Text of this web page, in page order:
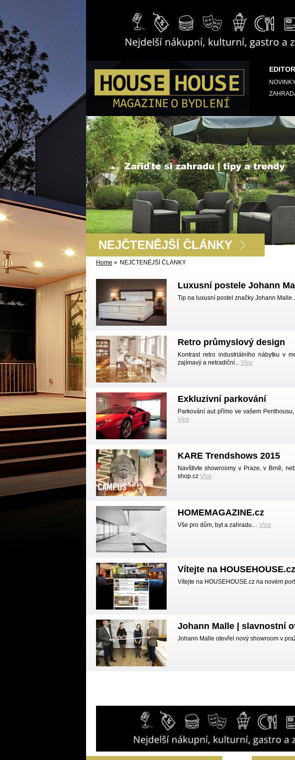
NEJČTENĚJŠÍ ČLÁNKY
Home » NEJČTENĚJŠÍ ČLÁNKY
Luxusní postele Johann
Tip na luxusní postel značky Johann
Retro průmyslový design
Kontrast retro industriálního nábytku v
zajímavý a netradiční... Více
Exkluzivní parkování
Parkování aut přímo ve vašem
Více
KARE Trendshows 2015
Navštivte showroomy v Praze, v Brně,
shop.cz Více
HOMEMAGAZINE.cz
Vše pro dům, byt a zahradu… Více
Vítejte na HOUSEHOUSE.cz
Vítejte na HOUSEHOUSE.cz na novém
Johann Malle | slavnostní
Johann Malle otevřel nový showroom v